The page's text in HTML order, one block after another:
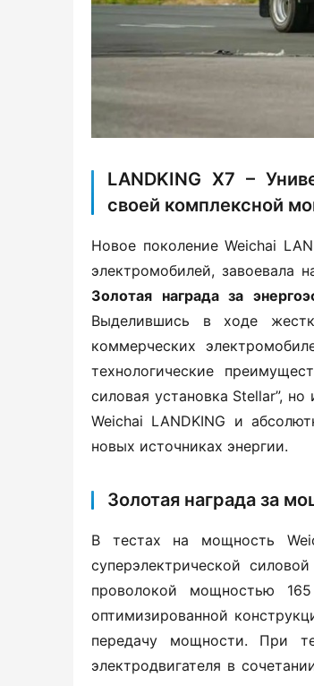
LANDKING X7 –
своей комплексной
Новое поколение Weichai
электромобилей, завоевала
Золотая награда за
Выделившись в ходе
коммерческих
технологические
силовая установка Stellar”,
Weichai LANDKING и
новых источниках энергии.
Золотая награда за
В тестах на мощность
суперэлектрической
проволокой мощностью
оптимизированной
передачу мощности. При
электродвигателя в